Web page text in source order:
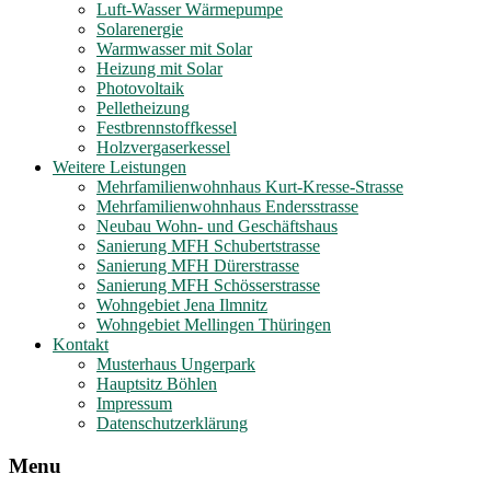
Luft-Wasser Wärmepumpe
Solarenergie
Warmwasser mit Solar
Heizung mit Solar
Photovoltaik
Pelletheizung
Festbrennstoffkessel
Holzvergaserkessel
Weitere Leistungen
Mehrfamilienwohnhaus Kurt-Kresse-Strasse
Mehrfamilienwohnhaus Endersstrasse
Neubau Wohn- und Geschäftshaus
Sanierung MFH Schubertstrasse
Sanierung MFH Dürerstrasse
Sanierung MFH Schösserstrasse
Wohngebiet Jena Ilmnitz
Wohngebiet Mellingen Thüringen
Kontakt
Musterhaus Ungerpark
Hauptsitz Böhlen
Impressum
Datenschutzerklärung
Menu